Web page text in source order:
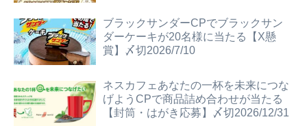
ブラックサンダーCPでブラックサン
ダーケーキが20名様に当たる【X懸
賞】〆切2026/7/10
ネスカフェあなたの一杯を未来につな
げようCPで商品詰め合わせが当たる
【封筒・はがき応募】〆切2026/12/31